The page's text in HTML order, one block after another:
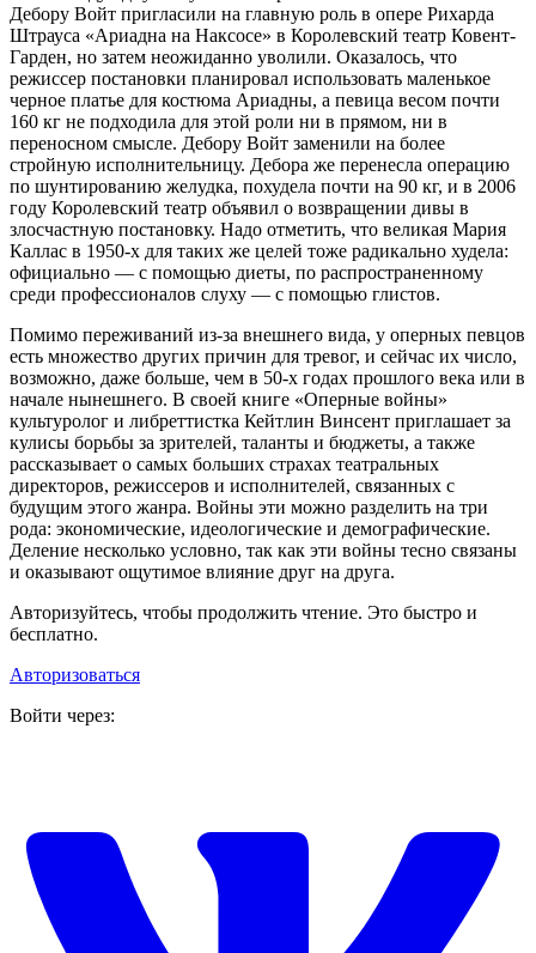
Дебору Войт пригласили на главную роль в опере Рихарда
Штрауса «Ариадна на Наксосе» в Королевский театр Ковент-
Гарден, но затем неожиданно уволили. Оказалось, что
режиссер постановки планировал использовать маленькое
черное платье для костюма Ариадны, а певица весом почти
160 кг не подходила для этой роли ни в прямом, ни в
переносном смысле. Дебору Войт заменили на более
стройную исполнительницу. Дебора же перенесла операцию
по шунтированию желудка, похудела почти на 90 кг, и в 2006
году Королевский театр объявил о возвращении дивы в
злосчастную постановку. Надо отметить, что великая Мария
Каллас в 1950-х для таких же целей тоже радикально худела:
официально — с помощью диеты, по распространенному
среди профессионалов слуху — с помощью глистов.
Помимо переживаний из-за внешнего вида, у оперных певцов
есть множество других причин для тревог, и сейчас их число,
возможно, даже больше, чем в 50-х годах прошлого века или в
начале нынешнего. В своей книге «Оперные войны»
культуролог и либреттистка Кейтлин Винсент приглашает за
кулисы борьбы за зрителей, таланты и бюджеты, а также
рассказывает о самых больших страхах театральных
директоров, режиссеров и исполнителей, связанных с
будущим этого жанра. Войны эти можно разделить на три
рода: экономические, идеологические и демографические.
Деление несколько условно, так как эти войны тесно связаны
и оказывают ощутимое влияние друг на друга.
Авторизуйтесь, чтобы продолжить чтение. Это быстро и
бесплатно.
Авторизоваться
Войти через: